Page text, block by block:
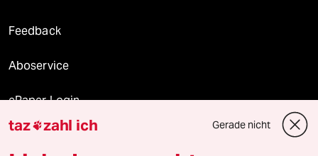
Feedback
Aboservice
ePaper Login
Downloads für Abonnierende
taz zahl ich Gerade nicht